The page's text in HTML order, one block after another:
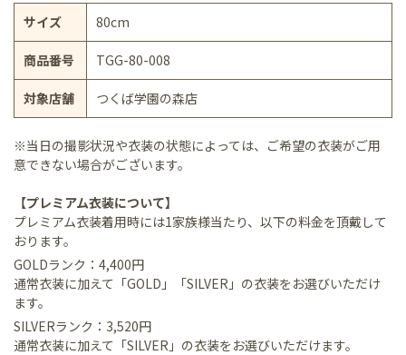
サイズ 80cm
商品番号 TGG-80-008
対象店舗 つくば学園の森店
※当日の撮影状況や衣装の状態によっては、ご希望の衣装がご用
意できない場合がございます。
【プレミアム衣装について】
プレミアム衣装着用時には1家族様当たり、以下の料金を頂戴して
おります。
GOLDランク：4,400円
通常衣装に加えて「GOLD」「SILVER」の衣装をお選びいただけ
ます。
SILVERランク：3,520円
通常衣装に加えて「SILVER」の衣装をお選びいただけます。